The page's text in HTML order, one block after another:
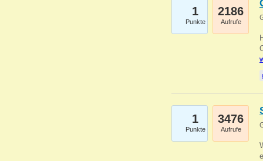
1
Punkte
2186
Aufrufe
1
Punkte
3476
Aufrufe